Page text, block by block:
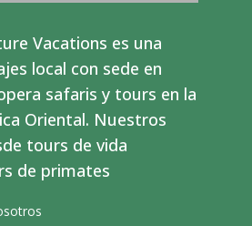
Vacations es una
local con sede en
safaris y tours en la
Oriental. Nuestros
tours de vida
de primates